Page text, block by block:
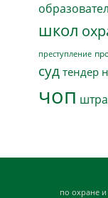
школ
преступление
суд тендер
чоп
по охране